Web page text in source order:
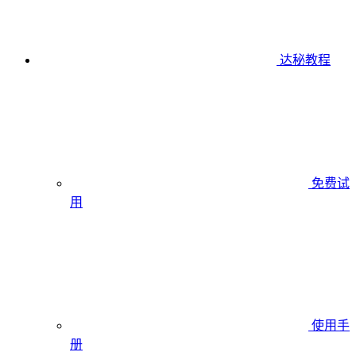
达秘教程
免费试
用
使用手
册